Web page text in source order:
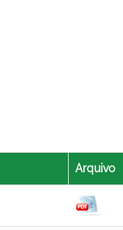
Arquivo